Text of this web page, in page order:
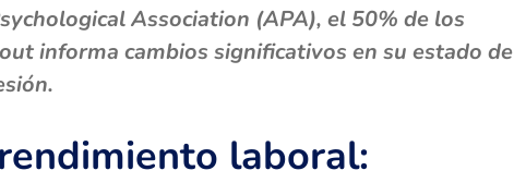
Association (APA), el 50% de los
informa cambios significativos en su estado de
laboral: